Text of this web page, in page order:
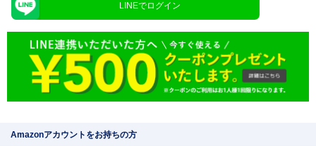
LINEでログイン
Amazonアカウントをお持ちの方